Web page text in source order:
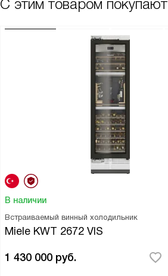
С этим товаром покупают
В наличии
Встраиваемый винный холодильник
Miele KWT 2672 VIS
1 430 000 руб.